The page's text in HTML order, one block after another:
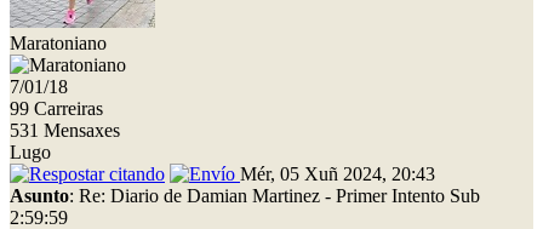
Maratoniano
7/01/18
99 Carreiras
531 Mensaxes
Lugo
Mér, 05 Xuñ 2024, 20:43
Asunto: Re: Diario de Damian Martinez - Primer Intento Sub
2:59:59